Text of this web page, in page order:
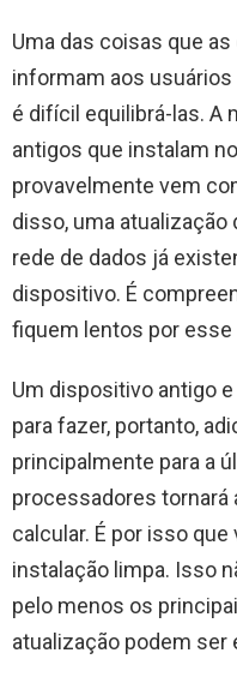
Uma das coisas que
informam aos
é difícil equilibrá-las. A
antigos que instalam
provavelmente vem
disso, uma atualização
rede de dados já
dispositivo. É
fiquem lentos por esse
Um dispositivo antigo
para fazer, portanto,
principalmente para a
processadores
calcular. É por isso
instalação limpa. Isso
pelo menos os
atualização podem ser